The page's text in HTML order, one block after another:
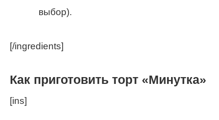
выбор).
[/ingredients]
Как приготовить торт «Минутка»
[ins]